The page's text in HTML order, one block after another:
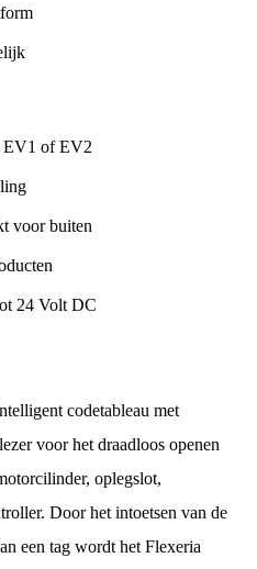
EV1 of EV2
voor buiten
24 Volt DC
codetableau met
voor het draadloos openen
oplegslot,
Door het intoetsen van de
een tag wordt het Flexeria